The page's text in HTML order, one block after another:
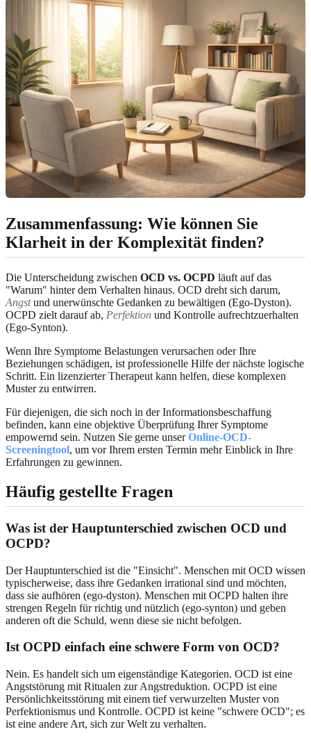
Zusammenfassung: Wie können Sie
Klarheit in der Komplexität finden?
Die Unterscheidung zwischen OCD vs. OCPD läuft auf das
"Warum" hinter dem Verhalten hinaus. OCD dreht sich darum,
Angstund unerwünschte Gedanken zu bewältigen (Ego-Dyston).
OCPD zielt darauf ab, Perfektion und Kontrolle aufrechtzuerhalten
(Ego-Synton).
Wenn Ihre Symptome Belastungen verursachen oder Ihre
Beziehungen schädigen, ist professionelle Hilfe der nächste logische
Schritt. Ein lizenzierter Therapeut kann helfen, diese komplexen
Muster zu entwirren.
Für diejenigen, die sich noch in der Informationsbeschaffung
befinden, kann eine objektive Überprüfung Ihrer Symptome
empowernd sein. Nutzen Sie gerne unserOnline-OCD-
Screeningtool, um vor Ihrem ersten Termin mehr Einblick in Ihre
Erfahrungen zu gewinnen.
Häufig gestellte Fragen
Was ist der Hauptunterschied zwischen OCD und
OCPD?
Der Hauptunterschied ist die "Einsicht". Menschen mit OCD wissen
typischerweise, dass ihre Gedanken irrational sind und möchten,
dass sie aufhören (ego-dyston). Menschen mit OCPD halten ihre
strengen Regeln für richtig und nützlich (ego-synton) und geben
anderen oft die Schuld, wenn diese sie nicht befolgen.
Ist OCPD einfach eine schwere Form von OCD?
Nein. Es handelt sich um eigenständige Kategorien. OCD ist eine
Angststörung mit Ritualen zur Angstreduktion. OCPD ist eine
Persönlichkeitsstörung mit einem tief verwurzelten Muster von
Perfektionismus und Kontrolle. OCPD ist keine "schwere OCD"; es
ist eine andere Art, sich zur Welt zu verhalten.